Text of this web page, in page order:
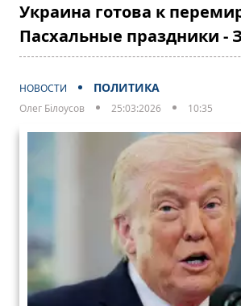
Украина готова к
Пасхальные праздники -
НОВОСТИ ПОЛИТИКА
Олег Білоусов 25:03:2026 10:35